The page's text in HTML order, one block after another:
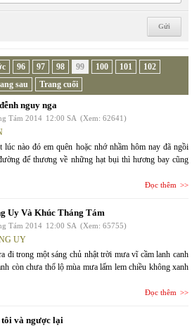
96 97 98 99 100 101
102
sau
Trang cuối
nguy nga
Tám 2014 12:00 SA (Xem: 62641)
lúc nào đó em quên hoặc nhớ nhầm hôm nay đã ngồi
để thương về những hạt bụi thì hương bay cũng
Đọc thêm
Uy Và Khúc Tháng Tám
Tám 2014 12:00 SA (Xem: 65755)
UY
đi trong một sáng chủ nhật trời mưa vĩ cầm lanh canh
còn chưa thổ lộ mùa mưa lấm lem chiều không xanh
Đọc thêm
tôi và ngược lại